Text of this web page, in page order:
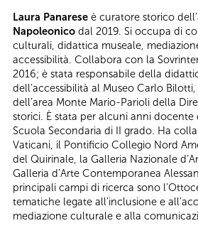
Laura Panarese è curatore storico
Napoleonico dal 2019. Si occupa di
culturali, didattica museale,
accessibilità. Collabora con la
2016; è stata responsabile della
dell’accessibilità al Museo Carlo
dell’area Monte Mario-Parioli della
storici. È stata per alcuni anni docente
Scuola Secondaria di II grado. Ha
Vaticani, il Pontificio Collegio Nord
del Quirinale, la Galleria Nazionale
Galleria d’Arte Contemporanea
principali campi di ricerca sono
tematiche legate all’inclusione e
mediazione culturale e alla